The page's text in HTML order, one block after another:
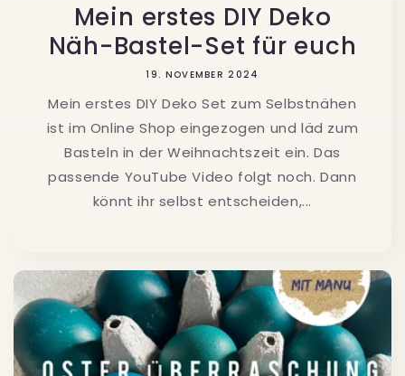
Mein erstes DIY Deko
Näh-Bastel-Set für euch
19. NOVEMBER 2024
Mein erstes DIY Deko Set zum Selbstnähen
ist im Online Shop eingezogen und läd zum
Basteln in der Weihnachtszeit ein. Das
passende YouTube Video folgt noch. Dann
könnt ihr selbst entscheiden,...